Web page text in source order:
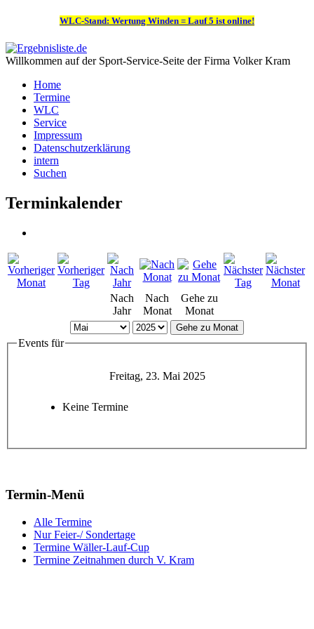
WLC-Stand: Wertung Winden = Lauf 5 ist online!
Willkommen auf der Sport-Service-Seite der Firma Volker Kram
Home
Termine
WLC
Service
Impressum
Datenschutzerklärung
intern
Suchen
Terminkalender
Nach
Jahr
Nach
Monat
Gehe zu
Monat
Gehe zu Monat
Events für
Freitag, 23. Mai 2025
Keine Termine
Termin-Menü
Alle Termine
Nur Feier-/ Sondertage
Termine Wäller-Lauf-Cup
Termine Zeitnahmen durch V. Kram